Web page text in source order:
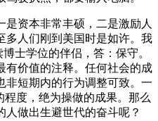
资本非常丰硕，二是激励人
多人们刚到美国时是如许。我
士学位的伴侣，答：保守。
有价值的注释。任何社会的成
非短期内的行为调整可致。一
程度，绝为操做的成果。那么
做出生避世代的奋斗呢？